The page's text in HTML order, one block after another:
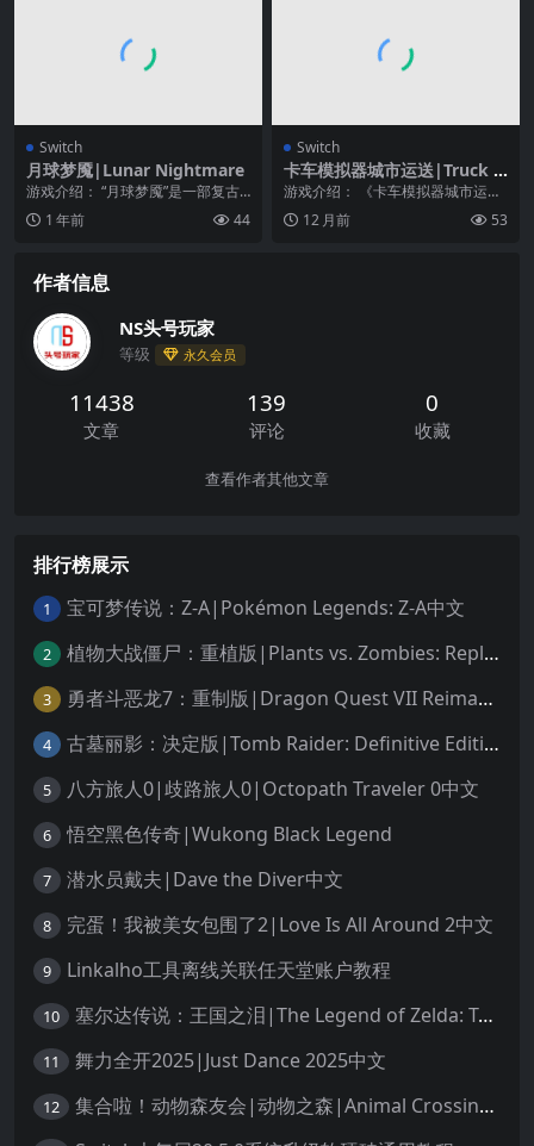
Switch
月球梦魇|Lunar Nightmare
游戏介绍： “月球梦魇”是一部复古
风格的科幻惊悚片，故事发生在废
弃的月球基地，你...
1 年前 44
Switch
卡车模拟器城市运送|Truck Si
mulator City Delivery
游戏介绍： 《卡车模拟器城市运
送》体验公路上的刺激——今天玩
卡车模拟城市送货！ ...
12 月前 53
作者信息
NS头号玩家
等级 永久会员
11438
文章
139
评论
0
收藏
查看作者其他文章
排行榜展示
1 宝可梦传说：Z-A|Pokémon Legends: Z-A中文
2 植物大战僵尸：重植版|Plants vs. Zombies: Replanted中文
3 勇者斗恶龙7：重制版|Dragon Quest VII Reimagined中文
4 古墓丽影：决定版|Tomb Raider: Definitive Edition中文
5 八方旅人0|歧路旅人0|Octopath Traveler 0中文
6 悟空黑色传奇|Wukong Black Legend
7 潜水员戴夫|Dave the Diver中文
8 完蛋！我被美女包围了2|Love Is All Around 2中文
9 Linkalho工具离线关联任天堂账户教程
10 塞尔达传说：王国之泪|The Legend of Zelda: Tears of the Kingdom中文
11 舞力全开2025|Just Dance 2025中文
12 集合啦！动物森友会|动物之森|Animal Crossing: New Horizons中文